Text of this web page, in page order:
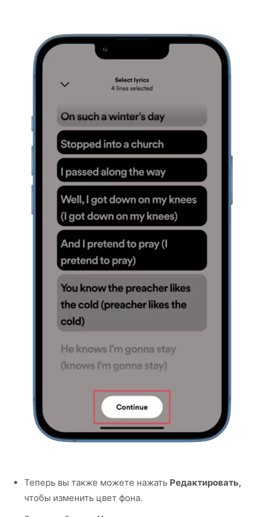
Теперь вы также можете нажать Редактировать,
чтобы изменить цвет фона.